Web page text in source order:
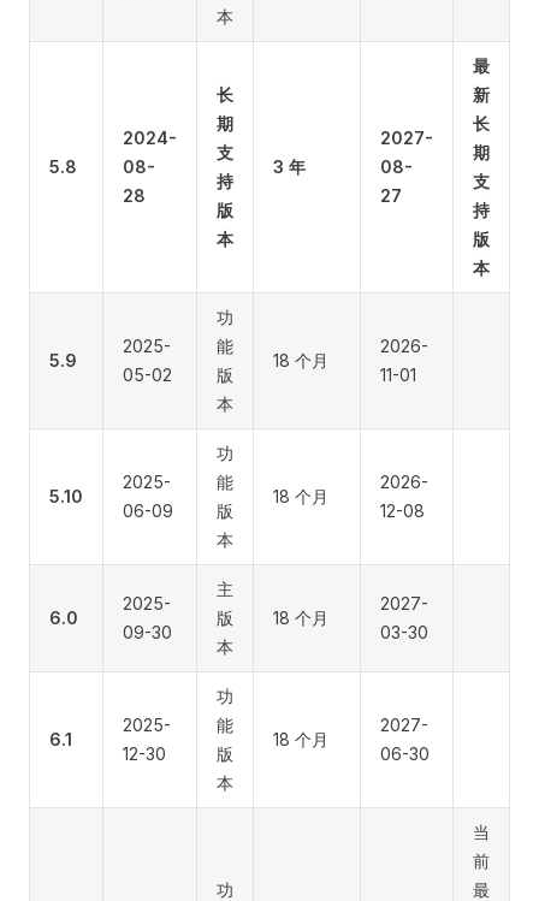
本
5.8
2024-
08-
28
长
期
支
持
版
本
3 年
2027-
08-
27
最
新
长
期
支
持
版
本
5.9
2025-
05-02
功
能
版
本
18 个月
2026-
11-01
5.10
2025-
06-09
功
能
版
本
18 个月
2026-
12-08
6.0
2025-
09-30
主
版
本
18 个月
2027-
03-30
6.1
2025-
12-30
功
能
版
本
18 个月
2027-
06-30
功
当
前
最